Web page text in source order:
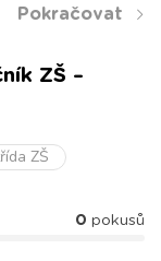
Pokračovat
ZŠ –
ZŠ
0 pokusů